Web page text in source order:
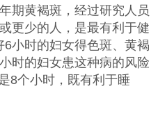
黄褐斑，经过研究人员
更少的人，是最有利于健
小时的妇女得色斑、黄褐
时的妇女患这种病的风险
8个小时，既有利于睡